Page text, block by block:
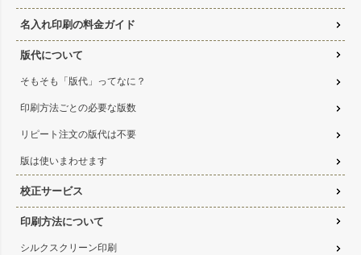
名入れ印刷の料金ガイド
版代について
そもそも「版代」ってなに？
印刷方法ごとの必要な版数
リピート注文の版代は不要
版は使いまわせます
校正サービス
印刷方法について
シルクスクリーン印刷